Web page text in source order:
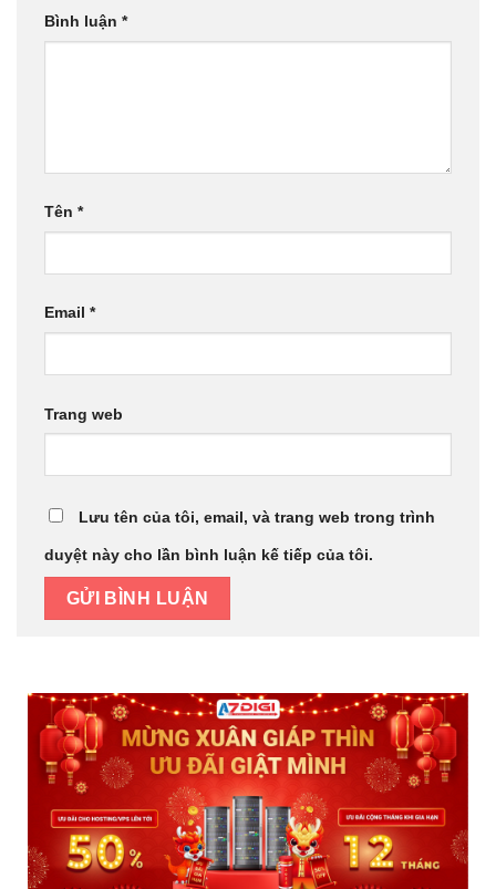
Bình luận *
Tên *
Email *
Trang web
Lưu tên của tôi, email, và trang web trong trình
duyệt này cho lần bình luận kế tiếp của tôi.